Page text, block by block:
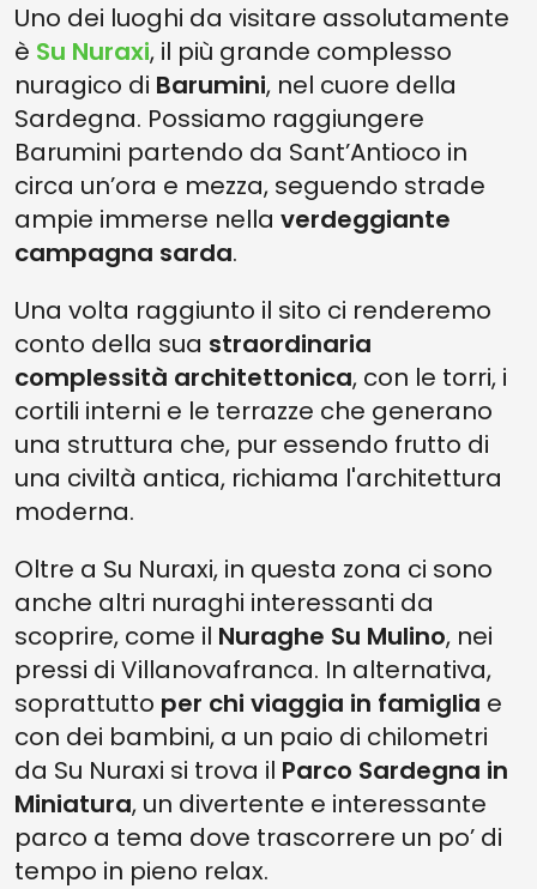
Uno dei luoghi da visitare assolutamente
è Su Nuraxi, il più grande complesso
nuragico di Barumini, nel cuore della
Sardegna. Possiamo raggiungere
Barumini partendo da Sant’Antioco in
circa un’ora e mezza, seguendo strade
ampie immerse nella verdeggiante
campagna sarda.
Una volta raggiunto il sito ci renderemo
conto della sua straordinaria
complessità architettonica, con le torri, i
cortili interni e le terrazze che generano
una struttura che, pur essendo frutto di
una civiltà antica, richiama l'architettura
moderna.
Oltre a Su Nuraxi, in questa zona ci sono
anche altri nuraghi interessanti da
scoprire, come il Nuraghe Su Mulino, nei
pressi di Villanovafranca. In alternativa,
soprattutto per chi viaggia in famiglia e
con dei bambini, a un paio di chilometri
da Su Nuraxi si trova il Parco Sardegna in
Miniatura, un divertente e interessante
parco a tema dove trascorrere un po’ di
tempo in pieno relax.